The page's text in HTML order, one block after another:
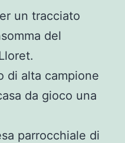
un tracciato
del
di alta campione
da gioco una
parrocchiale di